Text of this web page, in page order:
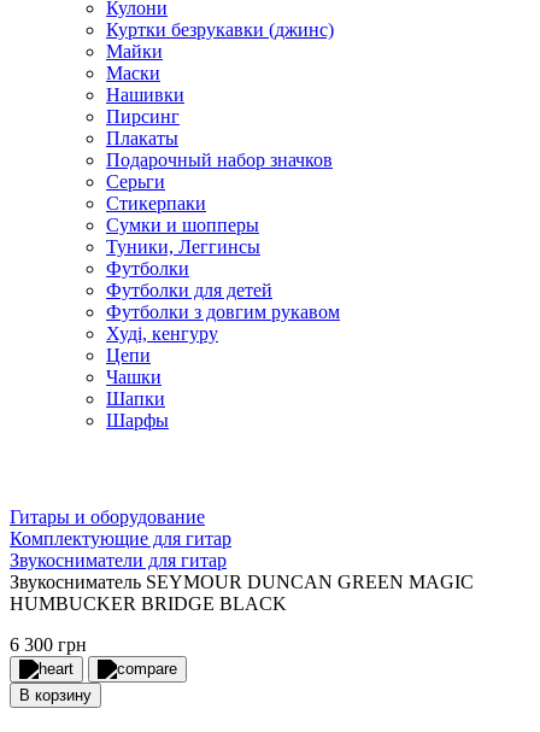
Кулони
Куртки безрукавки (джинс)
Майки
Маски
Нашивки
Пирсинг
Плакаты
Подарочный набор значков
Серьги
Стикерпаки
Сумки и шопперы
Туники, Леггинсы
Футболки
Футболки для детей
Футболки з довгим рукавом
Худі, кенгуру
Цепи
Чашки
Шапки
Шарфы
Гитары и оборудование
Комплектующие для гитар
Звукосниматели для гитар
Звукосниматель SEYMOUR DUNCAN GREEN MAGIC
HUMBUCKER BRIDGE BLACK
6 300 грн
В корзину